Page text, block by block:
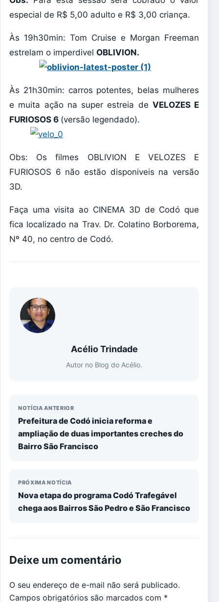
especial de R$ 5,00 adulto e R$ 3,00 criança.
Às 19h30min: Tom Cruise e Morgan Freeman
estrelam o imperdivel OBLIVION.
Às 21h30min: carros potentes, belas mulheres
e muita ação na super estreia de VELOZES E
FURIOSOS 6 (versão legendado).
Obs: Os filmes OBLIVION E VELOZES E
FURIOSOS 6 não estão disponiveis na versão
3D.
Faça uma visita ao CINEMA 3D de Codó que
fica localizado na Trav. Dr. Colatino Borborema,
Nº 40, no centro de Codó.
Acélio Trindade
Autor no Blog do Acélio.
NOTÍCIA ANTERIOR
Prefeitura de Codó inicia reforma e
ampliação de duas importantes creches do
Bairro São Francisco
PRÓXIMA NOTÍCIA
Nova etapa do programa Codó Trafegável
chega aos Bairros São Pedro e São Francisco
Deixe um comentário
O seu endereço de e-mail não será publicado.
Campos obrigatórios são marcados com *